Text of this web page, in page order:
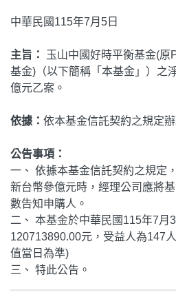
中華民國115年7月5日
主旨：
玉山中國好時平衡基金(原
基金)（以下簡稱「本基金」）之
億元乙案。
依據： 依本基金信託契約之規定辦
公告事項：
一、 依據本基金信託契約之規定
新台幣參億元時，經理公司應將
數告知申購人。
二、 本基金於中華民國115年7月
120713890.00元，受益人為147
值當日為準)
三、 特此公告。